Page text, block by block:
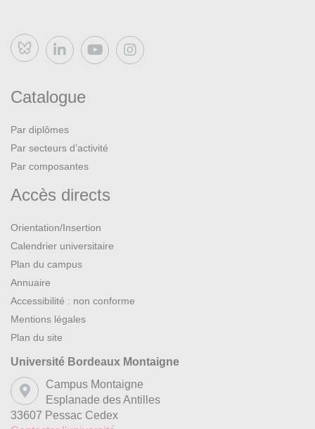
Bluesky
Catalogue
Par diplômes
Par secteurs d’activité
Par composantes
Accès directs
Orientation/Insertion
Calendrier universitaire
Plan du campus
Annuaire
Accessibilité : non conforme
Mentions légales
Plan du site
Université Bordeaux Montaigne
Campus Montaigne
Esplanade des Antilles
33607 Pessac Cedex